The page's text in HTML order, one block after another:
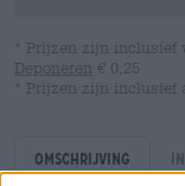
* Prijzen zijn
Deponeren € 0,25
* Prijzen zijn inclusief
Omschrijving